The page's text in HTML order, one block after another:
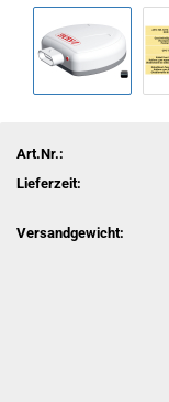
Art.Nr.:
Lieferzeit:
Versandgewicht: